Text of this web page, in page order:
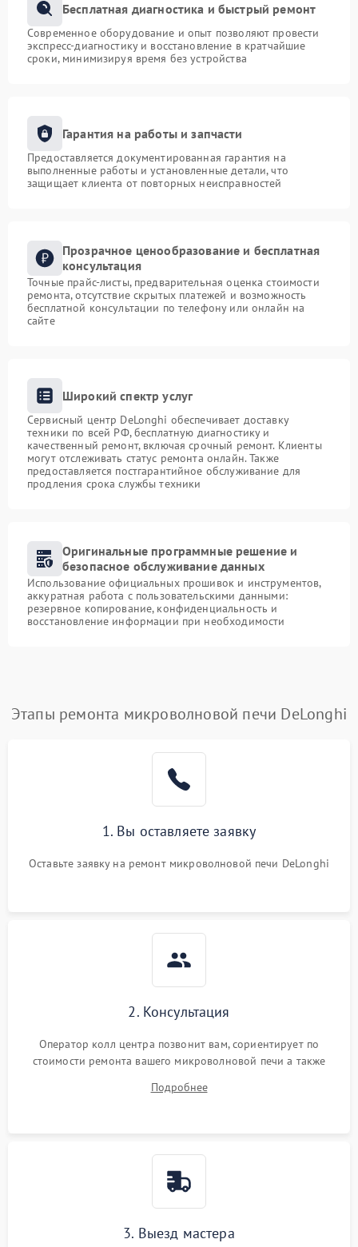
Бесплатная диагностика и быстрый ремонт
Современное оборудование и опыт позволяют провести
экспресс-диагностику и восстановление в кратчайшие
сроки, минимизируя время без устройства
Гарантия на работы и запчасти
Предоставляется документированная гарантия на
выполненные работы и установленные детали, что
защищает клиента от повторных неисправностей
Прозрачное ценообразование и бесплатная
консультация
Точные прайс-листы, предварительная оценка стоимости
ремонта, отсутствие скрытых платежей и возможность
бесплатной консультации по телефону или онлайн на
сайте
Широкий спектр услуг
Сервисный центр DeLonghi обеспечивает доставку
техники по всей РФ, бесплатную диагностику и
качественный ремонт, включая срочный ремонт. Клиенты
могут отслеживать статус ремонта онлайн. Также
предоставляется постгарантийное обслуживание для
продления срока службы техники
Оригинальные программные решение и
безопасное обслуживание данных
Использование официальных прошивок и инструментов,
аккуратная работа с пользовательскими данными:
резервное копирование, конфиденциальность и
восстановление информации при необходимости
Этапы ремонта микроволновой печи DeLonghi
1. Вы оставляете заявку
Оставьте заявку на ремонт микроволновой печи DeLonghi
2. Консультация
Оператор колл центра позвонит вам, сориентирует по
стоимости ремонта вашего микроволновой печи а также
Подробнее
3. Выезд мастера